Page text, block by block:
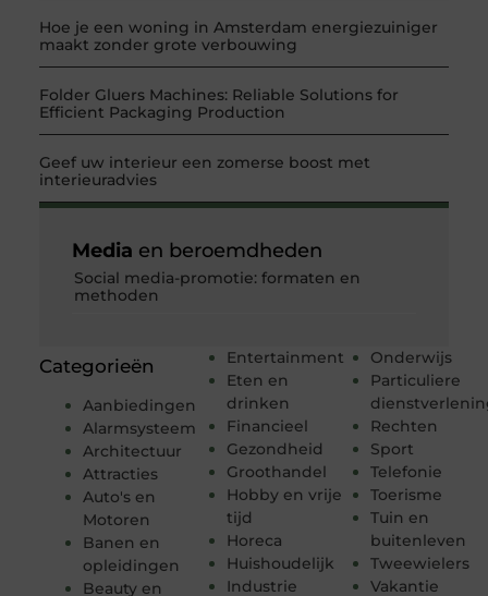
Hoe je een woning in Amsterdam energiezuiniger
maakt zonder grote verbouwing
Folder Gluers Machines: Reliable Solutions for
Efficient Packaging Production
Geef uw interieur een zomerse boost met
interieuradvies
Categorieën
Aanbiedingen
Alarmsysteem
Architectuur
Attracties
Auto's en
Motoren
Banen en
opleidingen
Beauty en
Entertainment
Eten en
drinken
Financieel
Gezondheid
Groothandel
Hobby en vrije
tijd
Horeca
Huishoudelijk
Industrie
Onderwijs
Particuliere
Rechten
Sport
Telefonie
Toerisme
Tuin en
buitenleven
Tweewielers
Vakantie
Media en beroemdheden
Social media-promotie: formaten en
methoden